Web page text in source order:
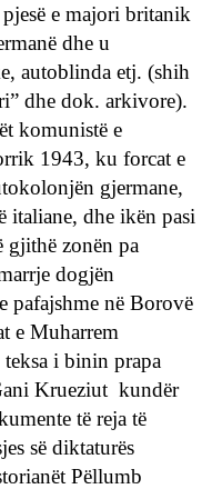
e majori britanik
dhe u
autoblinda etj. (shih
dhe dok. arkivore).
komunistë e
1943, ku forcat e
gjermane,
italiane, dhe ikën pasi
gjithë zonën pa
dogjën
pafajshme në Borovë
e Muharrem
i binin prapa
Krueziut kundër
të reja të
së diktaturës
Pëllumb